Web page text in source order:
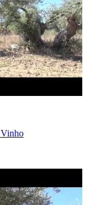
Vinho